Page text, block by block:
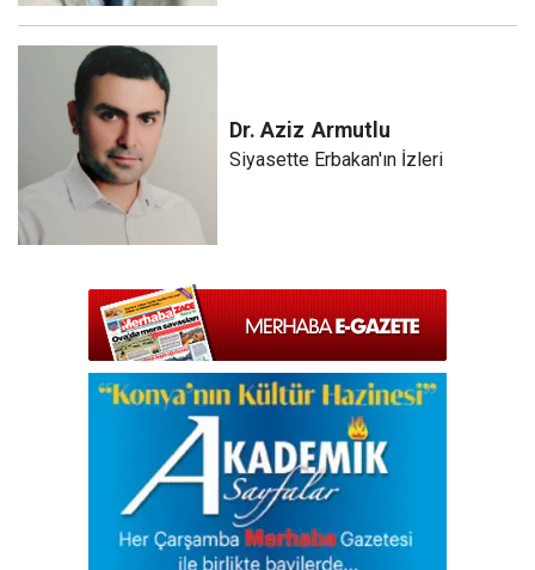
Dr. Aziz Armutlu
Siyasette Erbakan'ın İzleri